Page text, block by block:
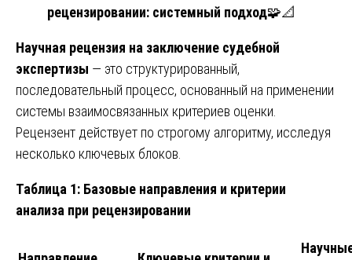
рецензировании: системный подход🧩📐
Научная рецензия на заключение судебной
экспертизы — это структурированный,
последовательный процесс, основанный на применении
системы взаимосвязанных критериев оценки.
Рецензент действует по строгому алгоритму, исследуя
несколько ключевых блоков.
Таблица 1: Базовые направления и критерии
анализа при рецензировании